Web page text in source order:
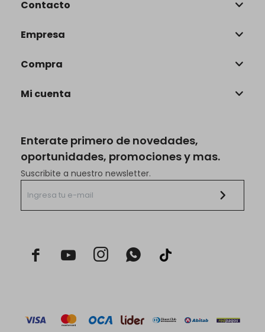
Enterate primero de novedades,
oportunidades, promociones y mas.
Suscribite a nuestro newsletter.
  
Contacto
Empresa
Compra
Mi cuenta